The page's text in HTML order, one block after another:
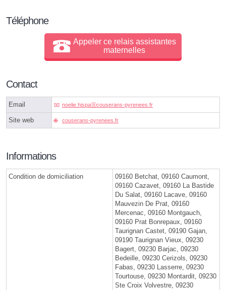
Téléphone
Appeler ce relais assistantes
maternelles
Contact
Email noelie.hispaⓐcouserans-pyrenees.fr
Site web couserans-pyrenees.fr
Informations
Condition de domiciliation
09160 Betchat, 09160 Caumont,
09160 Cazavet, 09160 La Bastide
Du Salat, 09160 Lacave, 09160
Mauvezin De Prat, 09160
Mercenac, 09160 Montgauch,
09160 Prat Bonrepaux, 09160
Taurignan Castet, 09190 Gajan,
09190 Taurignan Vieux, 09230
Bagert, 09230 Barjac, 09230
Bedeille, 09230 Cerizols, 09230
Fabas, 09230 Lasserre, 09230
Tourtouse, 09230 Montardit, 09230
Ste Croix Volvestre, 09230